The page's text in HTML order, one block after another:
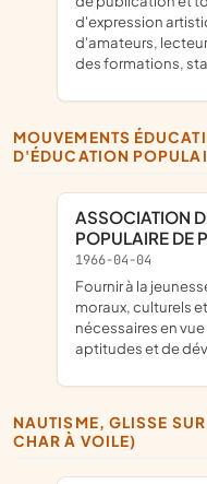
d'expression
d'amateurs,
des formations,
MOUVEMENTS ÉDUCATIFS DE JEUNESSE ET
D'ÉDUCATION
ASSOCIATION DE JEUNESSE ET D'EDUCATION
POPULAIRE DE
1966-04-04
fournir à la jeunesse de Parves les moyens matériels,
moraux, culturels
nécessaires en
aptitudes et de
NAUTISME, GLISSE SUR EAU (SKI NAUTIQUE, SURF,
CHAR À VOILE)